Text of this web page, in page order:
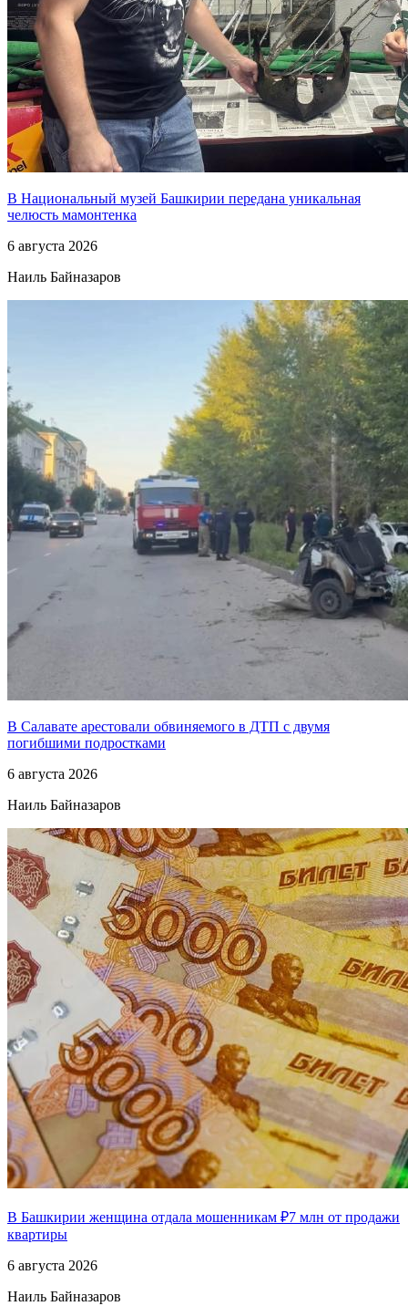
В Национальный музей Башкирии передана уникальная
челюсть мамонтенка
6 августа 2026
Наиль Байназаров
В Салавате арестовали обвиняемого в ДТП с двумя
погибшими подростками
6 августа 2026
Наиль Байназаров
В Башкирии женщина отдала мошенникам ₽7 млн от продажи
квартиры
6 августа 2026
Наиль Байназаров